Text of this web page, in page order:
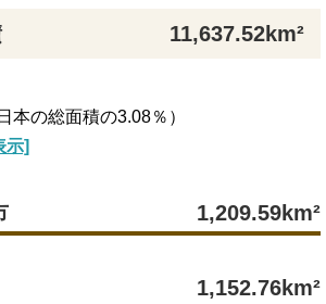
11,637.52km²
本の総面積の3.08％）
示]
1,209.59km²
1,152.76km²